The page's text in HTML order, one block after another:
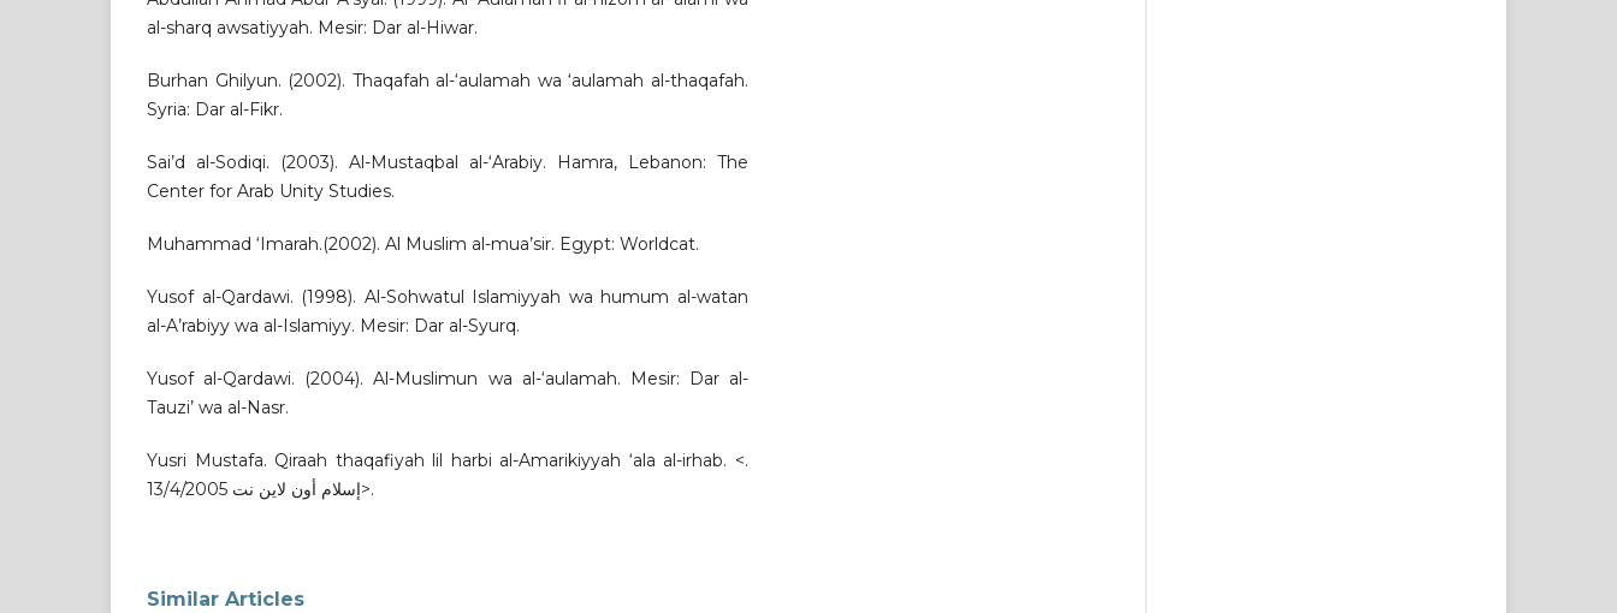
al-sharq awsatiyyah. Mesir: Dar al-Hiwar.
Burhan Ghilyun. (2002). Thaqafah al-‘aulamah wa ‘aulamah al-thaqafah.
Syria: Dar al-Fikr.
Sai’d al-Sodiqi. (2003). Al-Mustaqbal al-‘Arabiy. Hamra, Lebanon: The
Center for Arab Unity Studies.
Muhammad ‘Imarah.(2002). Al Muslim al-mua’sir. Egypt: Worldcat.
Yusof al-Qardawi. (1998). Al-Sohwatul Islamiyyah wa humum al-watan
al-A’rabiyy wa al-Islamiyy. Mesir: Dar al-Syurq.
Yusof al-Qardawi. (2004). Al-Muslimun wa al-‘aulamah. Mesir: Dar al-
Tauzi’ wa al-Nasr.
Yusri Mustafa. Qiraah thaqafiyah lil harbi al-Amarikiyyah ‘ala al-irhab. <.
إسلام أون لاين نت 13/4/2005>.
Similar Articles